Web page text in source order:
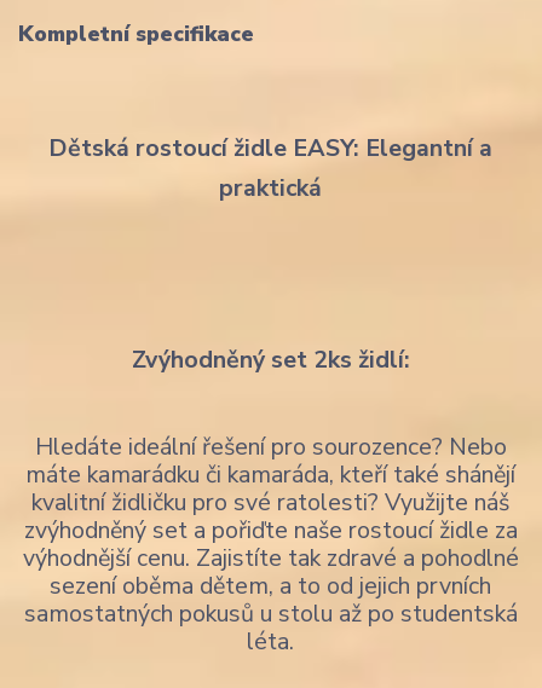
Kompletní specifikace
Dětská rostoucí židle EASY: Elegantní a
praktická
Zvýhodněný set 2ks židlí:
Hledáte ideální řešení pro sourozence? Nebo
máte kamarádku či kamaráda, kteří také shánějí
kvalitní židličku pro své ratolesti? Využijte náš
zvýhodněný set a pořiďte naše rostoucí židle za
výhodnější cenu. Zajistíte tak zdravé a pohodlné
sezení oběma dětem, a to od jejich prvních
samostatných pokusů u stolu až po studentská
léta.